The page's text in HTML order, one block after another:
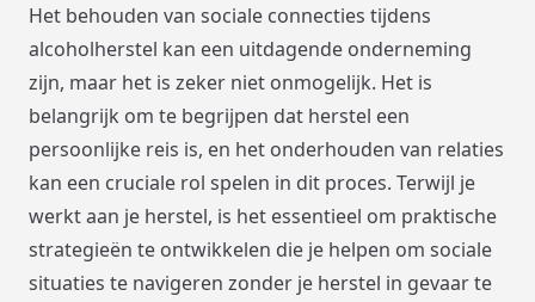
Het behouden van sociale connecties tijdens
alcoholherstel kan een uitdagende onderneming
zijn, maar het is zeker niet onmogelijk. Het is
belangrijk om te begrijpen dat herstel een
persoonlijke reis is, en het onderhouden van relaties
kan een cruciale rol spelen in dit proces. Terwijl je
werkt aan je herstel, is het essentieel om praktische
strategieën te ontwikkelen die je helpen om sociale
situaties te navigeren zonder je herstel in gevaar te